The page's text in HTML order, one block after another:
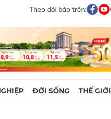
Theo dõi báo trên:
ĐỜI SỐNG THẾ GIỚI